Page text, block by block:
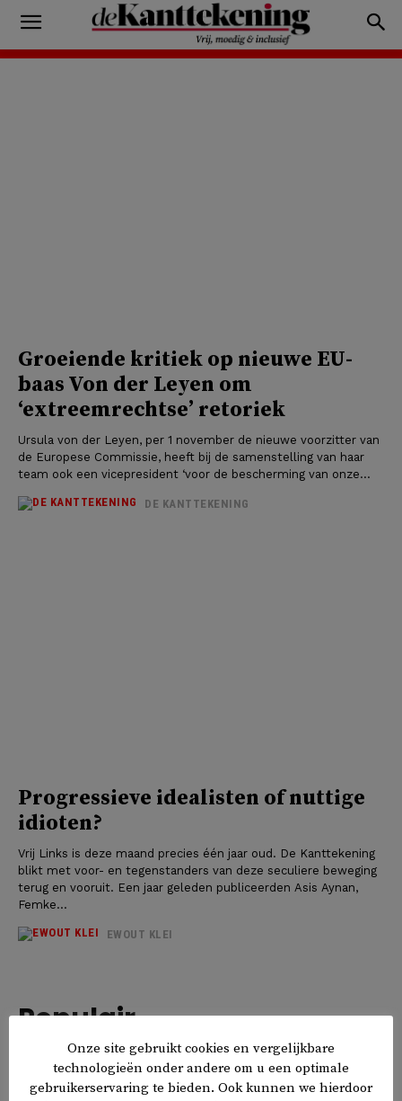
Groeiende kritiek op nieuwe EU-
baas Von der Leyen om
‘extreemrechtse’ retoriek
Ursula von der Leyen, per 1 november de nieuwe voorzitter van
de Europese Commissie, heeft bij de samenstelling van haar
team ook een vicepresident ‘voor de bescherming van onze...
DE KANTTEKENING
Progressieve idealisten of nuttige
idioten?
Vrij Links is deze maand precies één jaar oud. De Kanttekening
blikt met voor- en tegenstanders van deze seculiere beweging
terug en vooruit. Een jaar geleden publiceerden Asis Aynan,
Femke...
EWOUT KLEI
Populair
Onze site gebruikt cookies en vergelijkbare
technologieën onder andere om u een optimale
gebruikerservaring te bieden. Ook kunnen we hierdoor